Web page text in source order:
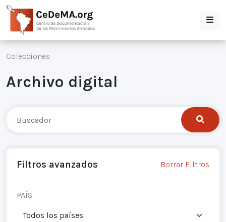
Colecciones
Archivo digital
Filtros avanzados Borrar Filtros
PAÍS